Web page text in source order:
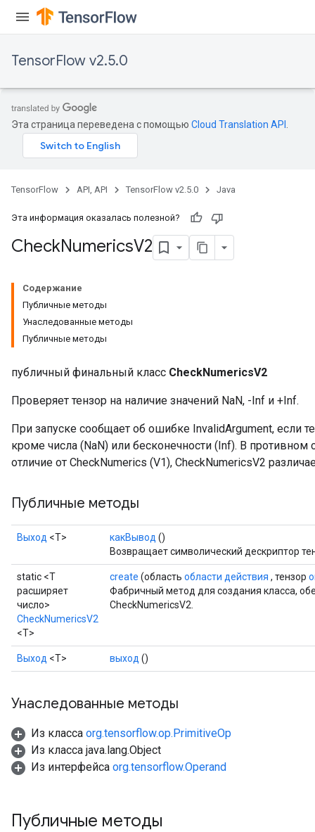
TensorFlow v2.5.0
Эта страница переведена с помощью Cloud Translation API
TensorFlow API, API TensorFlow v2.5.0 Java
Эта информация оказалась полезной?
CheckNumericsV2
Содержание
Публичные методы
Унаследованные методы
Публичные методы
публичный финальный класс CheckNumericsV2
Проверяет тензор на наличие значений NaN, -Inf и +Inf.
При запуске сообщает об ошибке InvalidArgument, если
кроме числа (NaN) или бесконечности (Inf). В противном
отличие от CheckNumerics (V1), CheckNumericsV2
Публичные методы
Выход <Т> какВывод ()
Возвращает символический дескриптор
static <T
расширяет
число>
CheckNumericsV2
<T>
create (область области действия , тензор
Фабричный метод для создания класса,
CheckNumericsV2.
Выход <Т> выход ()
Унаследованные методы
Из класса org.tensorflow.op.PrimitiveOp
Из класса java.lang.Object
Из интерфейса org.tensorflow.Operand
Публичные методы